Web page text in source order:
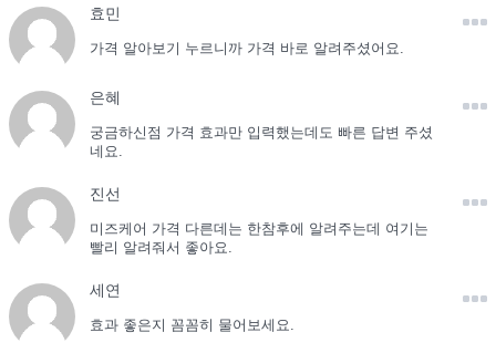
효민
가격 알아보기 누르니까 가격 바로 알려주셨어요.
은혜
궁금하신점 가격 효과만 입력했는데도 빠른 답변 주셨
네요.
진선
미즈케어 가격 다른데는 한참후에 알려주는데 여기는
빨리 알려줘서 좋아요.
세연
효과 좋은지 꼼꼼히 물어보세요.